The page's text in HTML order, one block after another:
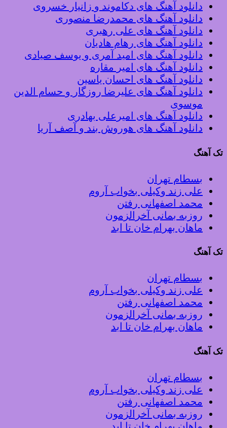
دانلود آهنگ های دکاموند و زانیار خسروی
دانلود آهنگ های محمدرضا منصوری
دانلود آهنگ های علی رهبری
دانلود آهنگ های رهام هادیان
دانلود آهنگ های امید آمری و یوسف صیادی
دانلود آهنگ های امیر مقاره
دانلود آهنگ های احسان یاسین
دانلود آهنگ های علیرضا روزگار و حسام الدین
موسوی
دانلود آهنگ های امیرعلی بهادری
دانلود آهنگ های هوروش بند و آصف آریا
تک آهنگ
بسطام تهران
علی زند وکیلی بخواب آروم
محمد اصفهانی رفتن
روزبه بمانی آخرالزمون
ماهان بهرام خان تا ابد
تک آهنگ
بسطام تهران
علی زند وکیلی بخواب آروم
محمد اصفهانی رفتن
روزبه بمانی آخرالزمون
ماهان بهرام خان تا ابد
تک آهنگ
بسطام تهران
علی زند وکیلی بخواب آروم
محمد اصفهانی رفتن
روزبه بمانی آخرالزمون